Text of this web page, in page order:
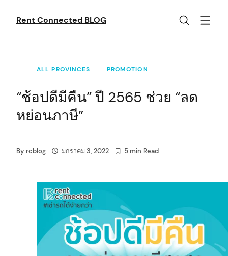
Rent Connected BLOG
ALL PROVINCES PROMOTION
“ช้อปดีมีคืน” ปี 2565 ช่วย “ลด
หย่อนภาษี”
By rcblog มกราคม 3, 2022 5 min Read